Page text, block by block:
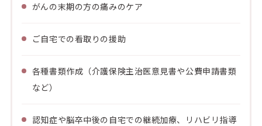
がんの末期の方の痛みのケア
ご自宅での看取りの援助
各種書類作成（介護保険主治医意見書や公費申請書類
など）
認知症や脳卒中後の自宅での継続加療、リハビリ指導